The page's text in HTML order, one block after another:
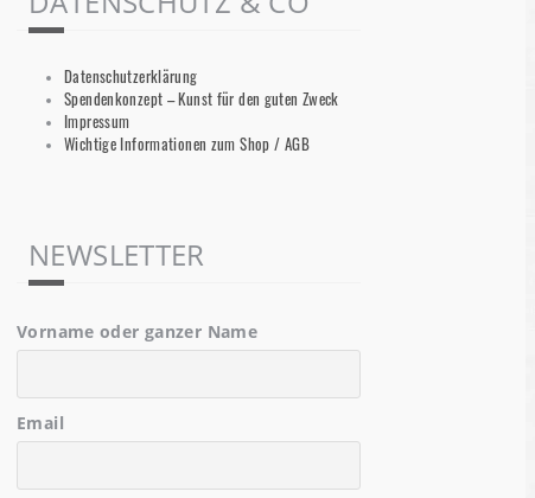
Datenschutzerklärung
Spendenkonzept – Kunst für den guten Zweck
Impressum
Wichtige Informationen zum Shop / AGB
NEWSLETTER
Vorname oder ganzer Name
Email